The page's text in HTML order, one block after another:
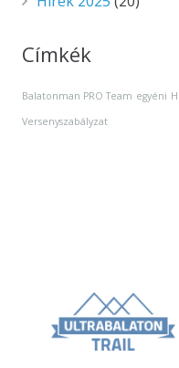
Címkék
Balatonman PRO Team egyéni
Versenyszabályzat